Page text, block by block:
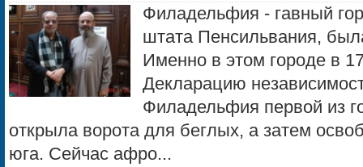
Филадельфия - гавный
штата Пенсильвания,
Именно в этом городе в
Декларацию
Филадельфия первой из
открыла ворота для беглых, а затем
юга. Сейчас афро...